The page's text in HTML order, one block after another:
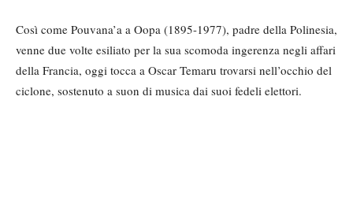
Così come Pouvana’a a Oopa (1895-1977), padre della Polinesia,
venne due volte esiliato per la sua scomoda ingerenza negli affari
della Francia, oggi tocca a Oscar Temaru trovarsi nell’occhio del
ciclone, sostenuto a suon di musica dai suoi fedeli elettori.